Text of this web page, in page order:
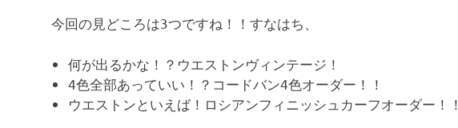
今回の見どころは3つですね！！すなはち、
何が出るかな！？ウエストンヴィンテージ！
4色全部あっていい！？コードバン4色オーダー！！
ウエストンといえば！ロシアンフィニッシュカーフオーダー！！